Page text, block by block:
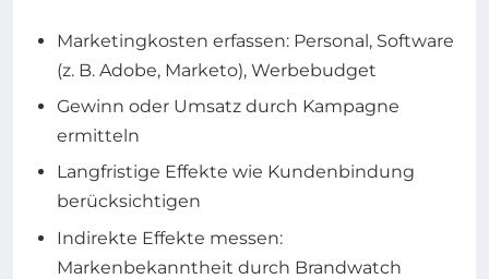
Marketingkosten erfassen: Personal, Software
(z. B. Adobe, Marketo), Werbebudget
Gewinn oder Umsatz durch Kampagne
ermitteln
Langfristige Effekte wie Kundenbindung
berücksichtigen
Indirekte Effekte messen:
Markenbekanntheit durch Brandwatch